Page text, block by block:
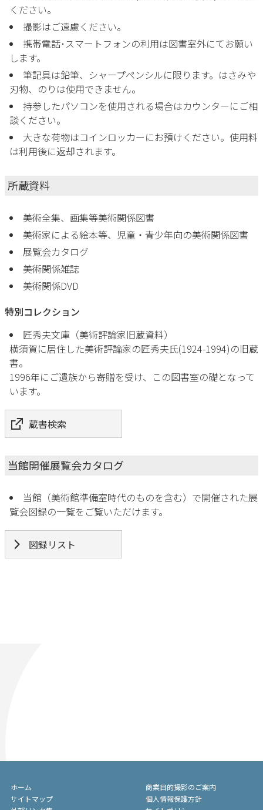
ください。
撮影はご遠慮ください。
携帯電話･スマートフォンの利用は図書室外にてお願い
します。
筆記具は鉛筆、シャープペンシルに限ります。はさみや
刃物、のりは使用できません。
持参したパソコンを使用される場合はカウンターにご相
談ください。
大きな荷物はコインロッカーにお預けください。使用料
は利用後に返却されます。
所蔵資料
美術全集、画集等美術関係図書
美術家による絵本等、児童・青少年向の美術関係図書
展覧会カタログ
美術関係雑誌
美術関係DVD
特別コレクション
匠秀夫文庫（美術評論家旧蔵資料）
横須賀に居住した美術評論家の匠秀夫氏(1924-1994)の旧蔵
書。
1996年にご遺族から寄贈を受け、この図書室の礎となって
います。
蔵書検索
当館開催展覧会カタログ
当館（美術館準備室時代のものを含む）で開催された展
覧会図録の一覧をご覧いただけます。
図録リスト
ホーム
サイトマップ
商業目的撮影のご案内
個人情報保護方針